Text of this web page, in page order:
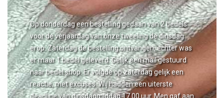
Op donderdag een bestelling gedaan van 2 bedels
voor de verjaardag van onze tweeling de dinsdag
erop. Zaterdag de bestelling ontvangen, echter was
er maar 1 bedel geleverd. Gelijk een mail gestuurd
naar bedel.shop. Er volgde op zaterdag gelijk een
reactie, met excuses. Wij hadden een uiterste
deadline van dinsdagmiddag 17.00 uur. Men gaf aan